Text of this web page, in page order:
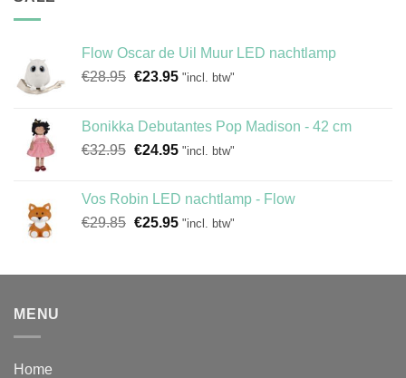
Flow Oscar de Uil Muur LED nachtlamp
€28.95 Oorspronkelijke
€28.95.
€23.95Huidige
€23.95.
"incl. btw"
Bonikka Debutantes Pop Madison - 42 cm
€32.95 Oorspronkelijke
€32.95.
€24.95Huidige
€24.95.
"incl. btw"
Vos Robin LED nachtlamp - Flow
€29.85 Oorspronkelijke
€29.85.
€25.95Huidige
€25.95.
"incl. btw"
MENU
Home